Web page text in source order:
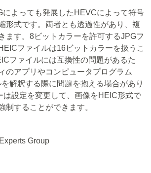
によっても発展したHEVCによって符号
形式です。両者とも透過性があり、複
ます。8ビットカラーを許可するJPGフ
ファイルは16ビットカラーを扱うこ
ファイルには互換性の問題があるた
のアプリやコンピュータプログラム
解釈する際に問題を抱える場合があり
は設定を変更して、画像をHEIC形式で
制することができます。
Group